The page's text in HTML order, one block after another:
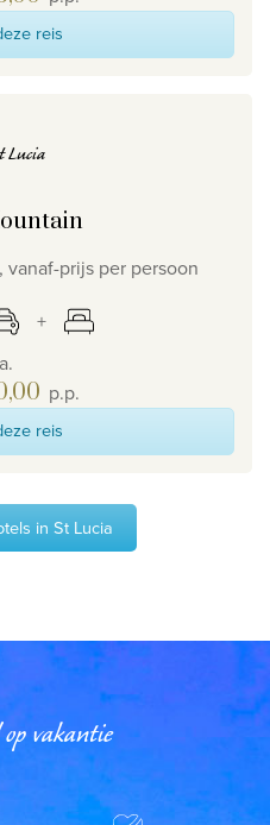
reis
Lucia
prijs per persoon
p.p.
reis
in St Lucia
vakantie